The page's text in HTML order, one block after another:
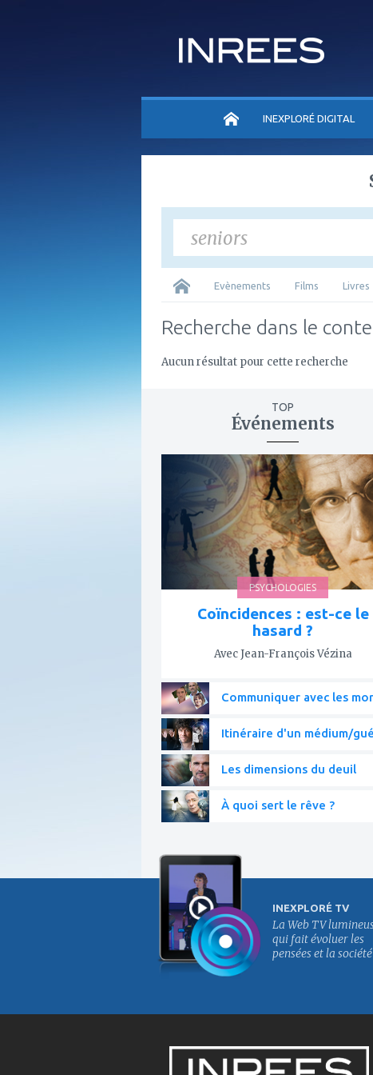
ACCUEILINEXPLORÉ DIGITAL
Evènements Films Livres
Recherche dans le
Aucun résultat pour cette recherche
TOP
Événements
favoris
PSYCHOLOGIES
Coïncidences : est-ce le
hasard ?
Avec Jean-François Vézina
Communiquer avec les
Itinéraire d'un médium/
Les dimensions du deuil
À quoi sert le rêve ?
INEXPLORÉ TV
La Web TV
qui fait évoluer les
pensées et la